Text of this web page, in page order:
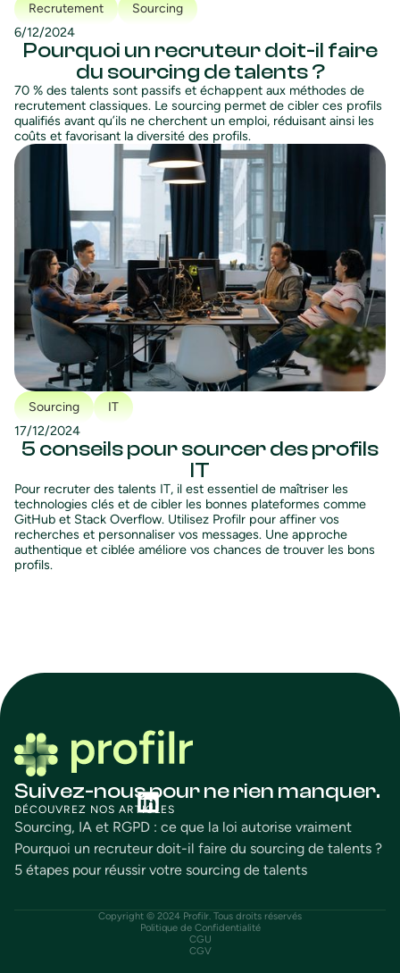
Recrutement Sourcing
6/12/2024
Pourquoi un recruteur doit-il faire
du sourcing de talents ?
70 % des talents sont passifs et échappent aux méthodes de
recrutement classiques. Le sourcing permet de cibler ces profils
qualifiés avant qu’ils ne cherchent un emploi, réduisant ainsi les
coûts et favorisant la diversité des profils.
Sourcing IT
17/12/2024
5 conseils pour sourcer des profils
IT
Pour recruter des talents IT, il est essentiel de maîtriser les
technologies clés et de cibler les bonnes plateformes comme
GitHub et Stack Overflow. Utilisez Profilr pour affiner vos
recherches et personnaliser vos messages. Une approche
authentique et ciblée améliore vos chances de trouver les bons
profils.
Suivez-nous pour ne rien manquer.
DÉCOUVREZ NOS ARTICLES
Sourcing, IA et RGPD : ce que la loi autorise vraiment
Pourquoi un recruteur doit-il faire du sourcing de talents ?
5 étapes pour réussir votre sourcing de talents
Copyright © 2024 Profilr. Tous droits réservés
Politique de Confidentialité
CGU
CGV